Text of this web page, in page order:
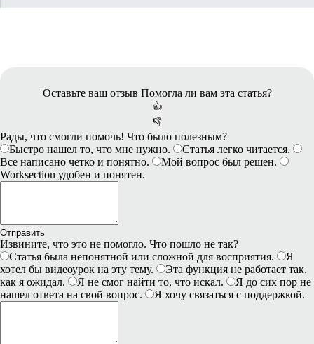
Оставьте ваш отзыв Помогла ли вам эта статья?
👍
👎
Рады, что смогли помочь! Что было полезным?
Быстро нашел то, что мне нужно.
Статья легко читается.
Все написано четко и понятно.
Мой вопрос был решен.
Worksection удобен и понятен.
Отправить
Извините, что это не помогло. Что пошло не так?
Статья была непонятной или сложной для восприятия.
Я
хотел бы видеоурок на эту тему.
Эта функция не работает так,
как я ожидал.
Я не смог найти то, что искал.
Я до сих пор не
нашел ответа на свой вопрос.
Я хочу связаться с поддержкой.